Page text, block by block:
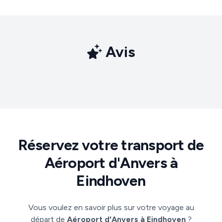
Avis
Réservez votre transport de
Aéroport d'Anvers à
Eindhoven
Vous voulez en savoir plus sur votre voyage au
départ de Aéroport d'Anvers à Eindhoven ?